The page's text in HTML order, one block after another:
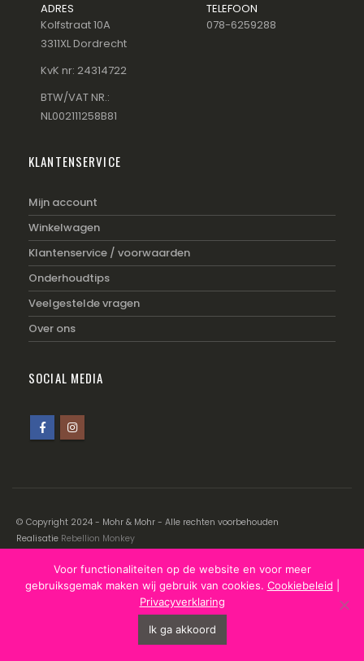
ADRES
Kolfstraat 10A
3311XL Dordrecht
KvK nr: 24314722
BTW/VAT NR.:
NL002111258B81
TELEFOON
078-6259288
KLANTENSERVICE
Mijn account
Winkelwagen
Klantenservice / voorwaarden
Onderhoudtips
Veelgestelde vragen
Over ons
SOCIAL MEDIA
© Copyright 2024 - Mohr & Mohr - Alle rechten voorbehouden
Realisatie Rebellion Monkey
Disclaimer|Cookiebeleid|Privacyverklaring
Voor functionaliteiten op de website en voor meer
gebruiksgemak maken wij gebruik van cookies. Cookiebeleid
Privacyverklaring
Ik ga akkoord